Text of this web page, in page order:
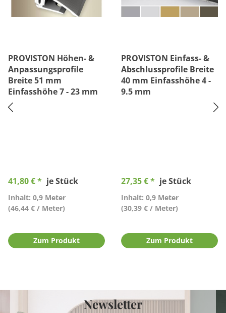
PROVISTON Höhen- &
Anpassungsprofile
Breite 51 mm
Einfasshöhe 7 - 23 mm
41,80 € * je Stück
Inhalt: 0,9 Meter
(46,44 € / Meter)
Zum Produkt
PROVISTON Einfass- &
Abschlussprofile Breite
40 mm Einfasshöhe 4 -
9.5 mm
27,35 € * je Stück
Inhalt: 0,9 Meter
(30,39 € / Meter)
Zum Produkt
Newsletter